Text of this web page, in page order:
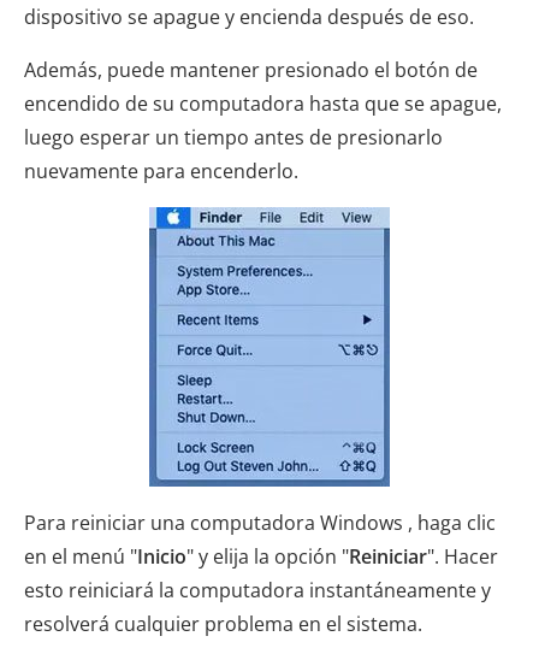
dispositivo se apague y encienda después de eso.
Además, puede mantener presionado el botón de
encendido de su computadora hasta que se apague,
luego esperar un tiempo antes de presionarlo
nuevamente para encenderlo.
Para reiniciar una computadora Windows , haga clic
en el menú "Inicio" y elija la opción "Reiniciar". Hacer
esto reiniciará la computadora instantáneamente y
resolverá cualquier problema en el sistema.